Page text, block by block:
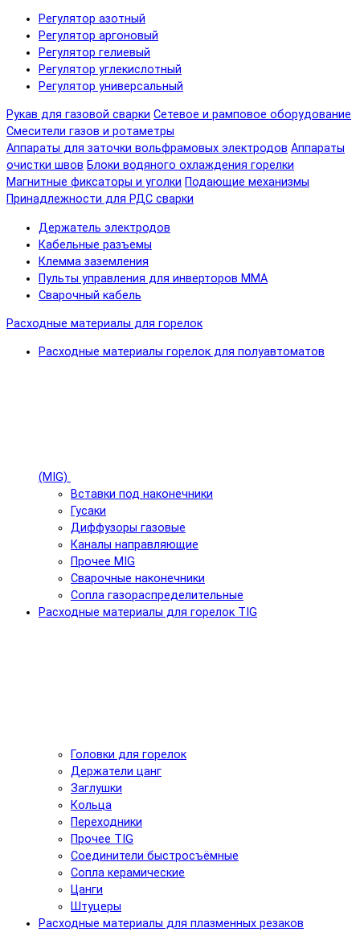
Регулятор азотный
Регулятор аргоновый
Регулятор гелиевый
Регулятор углекислотный
Регулятор универсальный
Рукав для газовой сварки Сетевое и рамповое оборудование
Смесители газов и ротаметры
Аппараты для заточки вольфрамовых электродов Аппараты
очистки швов Блоки водяного охлаждения горелки
Магнитные фиксаторы и уголки Подающие механизмы
Принадлежности для РДС сварки
Держатель электродов
Кабельные разъемы
Клемма заземления
Пульты управления для инверторов MMA
Сварочный кабель
Расходные материалы для горелок
Расходные материалы горелок для полуавтоматов
(MIG)
Вставки под наконечники
Гусаки
Диффузоры газовые
Каналы направляющие
Прочее MIG
Сварочные наконечники
Сопла газораспределительные
Расходные материалы для горелок TIG
Головки для горелок
Держатели цанг
Заглушки
Кольца
Переходники
Прочее TIG
Соединители быстросъёмные
Сопла керамические
Цанги
Штуцеры
Расходные материалы для плазменных резаков